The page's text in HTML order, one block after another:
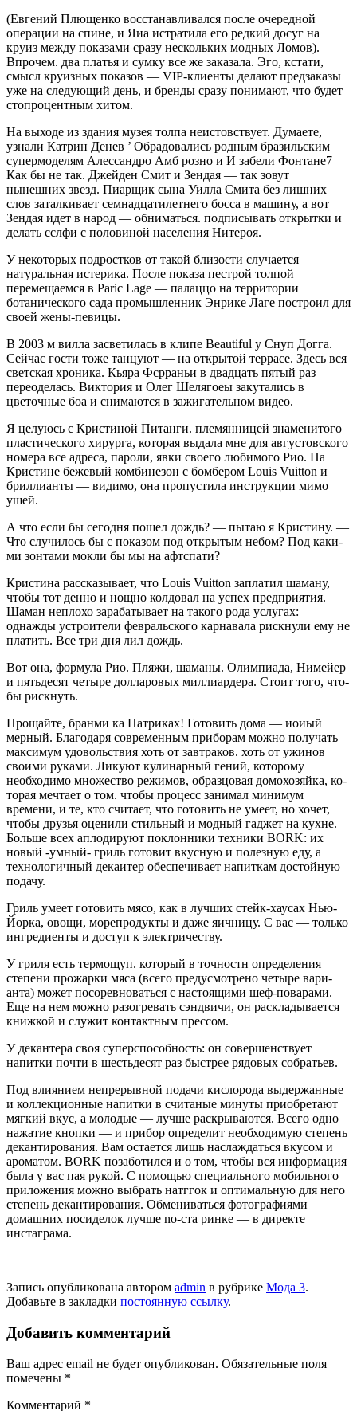
(Евгений Плющен­ко восстанавливал­ся после очередной
операции на спине, и Яиа истратила его редкий досуг на
круиз между показами сразу нескольких модных Ломов).
Впро­чем. два платья и сумку все же заказала. Эго, кстати,
смысл круизных показов — VIР-клиенты делают предзаказы
уже на следующий день, и бренды сразу понима­ют, что будет
стопроцентным хитом.
На выходе из здания музея толпа неистовствует. Думаете,
узнали Катрин Денев ’ Обрадовались родным бразильским
супер­моделям Алессандро Амб розно и И забели Фонтане7
Как бы не так. Джейден Смит и Зендая — так зовут
нынешних звезд. Пиарщик сына Уилла Смита без лишних
слов заталкивает семнадцатилетнего босса в машину, а вот
Зендая идет в народ — об­ниматься. подписывать открытки и
делать сслфи с половиной населения Нитероя.
У некоторых подростков от такой близости случается
натуральная истерика. После показа пестрой толпой
перемеща­емся в Paric Lage — палаццо на территории
ботанического сада промышленник Энри­ке Лаге построил для
своей жены-певицы.
В 2003 м вилла засветилась в клипе Beautiful у Снуп Догга.
Сейчас гости тоже танцуют — на открытой террасе. Здесь вся
светская хроника. Кьяра Фсрраньи в два­дцать пятый раз
переоделась. Виктория и Олег Шелягоеы закутались в
цветочные боа и снимаются в зажигательном видео.
Я целуюсь с Кристиной Питанги. племянни­цей знаменитого
пластического хирурга, которая выдала мне для августовского
номера все адреса, пароли, явки своего любимого Рио. На
Кристине бежевый комбинезон с бомбером Louis Vuitton и
бриллианты — видимо, она пропустила инструкции мимо
ушей.
А что если бы сегодня пошел дождь? — пытаю я Кристину. —
Что случилось бы с показом под открытым небом? Под каки­
ми зонтами мокли бы мы на афтспати?
Кристина рассказывает, что Louis Vuitton заплатил шаману,
чтобы тот денно и нощ­но колдовал на успех предприятия.
Шаман неплохо зарабатывает на такого рода ус­лугах:
однажды устроители февральского карнавала рискнули ему не
платить. Все три дня лил дождь.
Вот она, формула Рио. Пляжи, шаманы. Олимпиада, Нимейер
и пятьдесят четыре долларовых миллиардера. Стоит того, что­
бы рискнуть.
Прощайте, бранми ка Патриках! Готовить дома — иоиый
мерный. Благодаря современ­ным приборам можно получать
макси­мум удовольствия хоть от завтра­ков. хоть от ужинов
своими руками. Ликуют кулинарный гений, которо­му
необходимо множество режи­мов, образцовая домохозяйка, ко­
торая мечтает о том. чтобы процесс занимал минимум
времени, и те, кто считает, что готовить не умеет, но хочет,
чтобы друзья оценили стильный и модный гаджет на кухне.
Больше всех аплодируют поклонники техники BORK: их
новый -умный- гриль готовит вкусную и полезную еду, а
технологичный декаитер обеспечивает напиткам достойную
подачу.
Гриль умеет готовить мясо, как в лучших стейк-хаусах Нью-
Йорка, овощи, море­продукты и даже яичницу. С вас — только
ингредиенты и доступ к электричеству.
У гриля есть термощуп. который в точностн определения
степени прожарки мяса (всего предусмотрено четыре вари­
анта) может посоревноваться с настоя­щими шеф-поварами.
Еще на нем можно разогревать сэндвичи, он раскладывается
книжкой и служит контактным прессом.
У декантера своя суперспособность: он совершенствует
напитки почти в шесть­десят раз быстрее рядовых собратьев.
Под влиянием непрерывной подачи кислорода выдержанные
и коллекцион­ные напитки в считаные минуты приобретают
мягкий вкус, а моло­дые — лучше раскрываются. Всего одно
нажатие кнопки — и прибор определит необходимую степень
декантирования. Вам остается лишь наслаждаться вкусом и
ароматом. BORK позаботился и о том, чтобы вся информация
была у вас пая ру­кой. С помощью специального мобильно­го
приложения можно выбрать натггок и оптимальную для него
степень декан­тирования. Обмениваться фотографиями
домашних посиделок лучше no-ста ринке — в директе
инстаграма.
Запись опубликована автором admin в рубрике Мода 3.
Добавьте в закладки постоянную ссылку.
Добавить комментарий
Ваш адрес email не будет опубликован. Обязательные поля
помечены *
Комментарий *